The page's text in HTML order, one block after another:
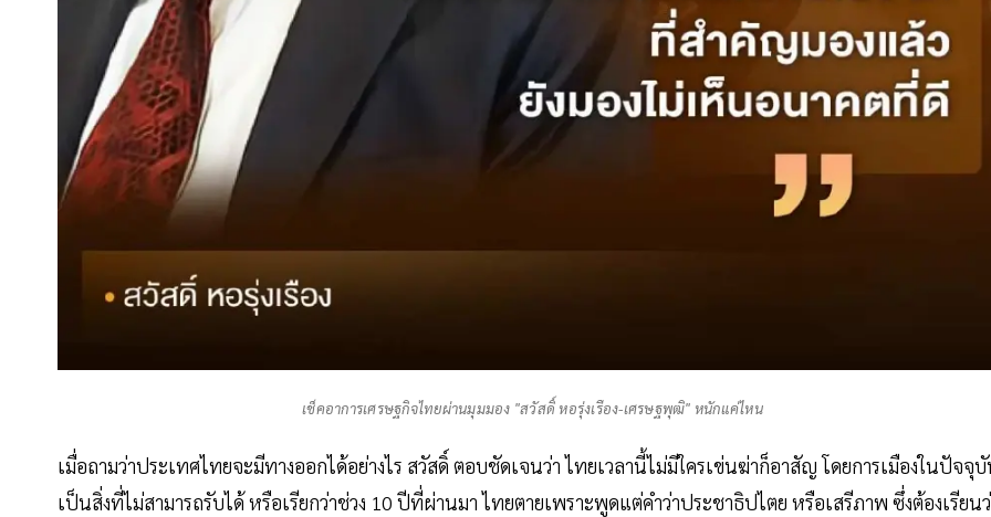
เช็คอาการเศรษฐกิจไทยผ่านมุมมอง "สวัสดิ์ หอรุ่งเรือง-เศรษฐพุฒิ" หนักแค่ไหน
เมื่อถามว่าประเทศไทยจะมีทางออกได้อย่างไร สวัสดิ์ ตอบชัดเจนว่า ไทยเวลานี้ไม่มีใครเข่นฆ่าก็อาสัญ โดยการเมืองในปัจจุ
เป็นสิ่งที่ไม่สามารถรับได้ หรือเรียกว่าช่วง 10 ปีที่ผ่านมา ไทยตายเพราะพูดแต่คำว่าประชาธิปไตย หรือเสรีภาพ ซึ่งต้องเรียน